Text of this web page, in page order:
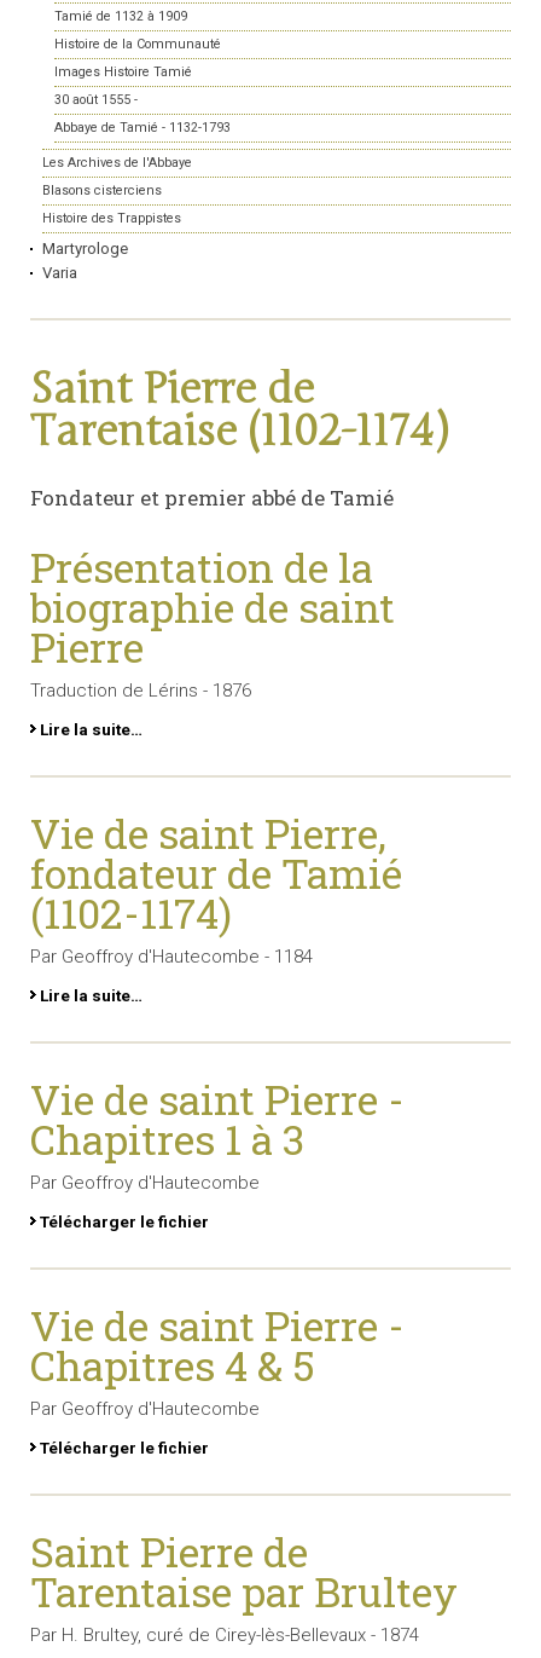
Tamié de 1132 à 1909
Histoire de la Communauté
Images Histoire Tamié
30 août 1555 -
Abbaye de Tamié - 1132-1793
Les Archives de l'Abbaye
Blasons cisterciens
Histoire des Trappistes
Martyrologe
Varia
Saint Pierre de
Tarentaise (1102-1174)
Fondateur et premier abbé de Tamié
Présentation de la
biographie de saint
Pierre
Traduction de Lérins - 1876
Lire la suite…
Vie de saint Pierre,
fondateur de Tamié
(1102-1174)
Par Geoffroy d'Hautecombe - 1184
Lire la suite…
Vie de saint Pierre -
Chapitres 1 à 3
Par Geoffroy d'Hautecombe
Télécharger le fichier
Vie de saint Pierre -
Chapitres 4 & 5
Par Geoffroy d'Hautecombe
Télécharger le fichier
Saint Pierre de
Tarentaise par Brultey
Par H. Brultey, curé de Cirey-lès-Bellevaux - 1874